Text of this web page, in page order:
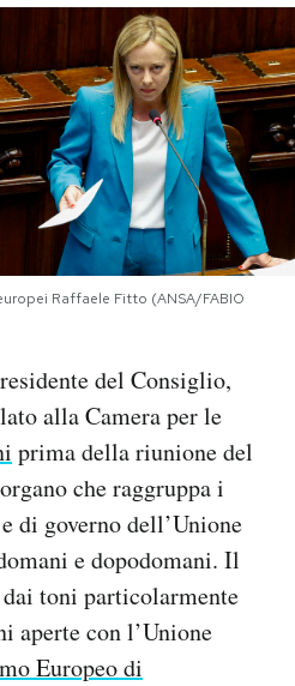
Raffaele Fitto (ANSA/FABIO
del Consiglio,
alla Camera per le
prima della riunione del
che raggruppa i
di governo dell’Unione
e dopodomani. Il
toni particolarmente
aperte con l’Unione
Europeo di